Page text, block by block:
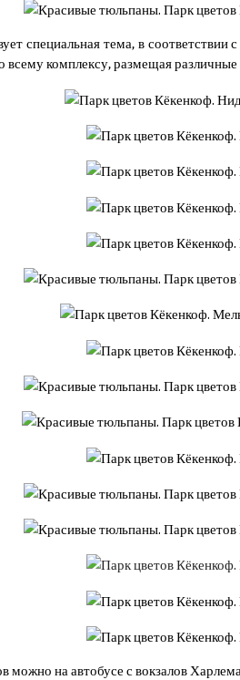
специальная тема, в
всему комплексу, размещая
можно на автобусе с вокзалов